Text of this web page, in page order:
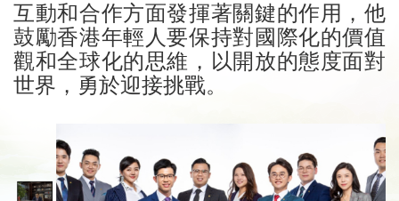
互動和合作方面發揮著關鍵的作用，他
鼓勵香港年輕人要保持對國際化的價值
觀和全球化的思維，以開放的態度面對
世界，勇於迎接挑戰。